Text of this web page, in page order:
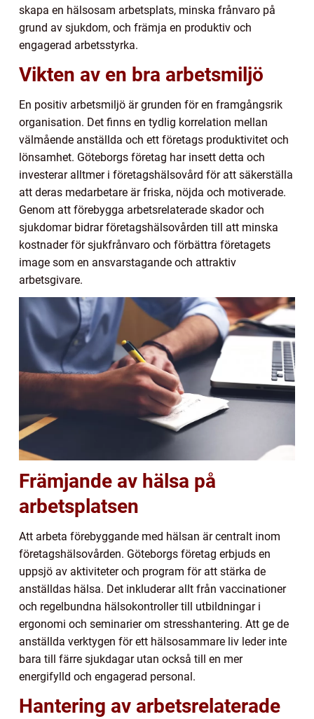
skapa en hälsosam arbetsplats, minska frånvaro på
grund av sjukdom, och främja en produktiv och
engagerad arbetsstyrka.
Vikten av en bra arbetsmiljö
En positiv arbetsmiljö är grunden för en framgångsrik
organisation. Det finns en tydlig korrelation mellan
välmående anställda och ett företags produktivitet och
lönsamhet. Göteborgs företag har insett detta och
investerar alltmer i företagshälsovård för att säkerställa
att deras medarbetare är friska, nöjda och motiverade.
Genom att förebygga arbetsrelaterade skador och
sjukdomar bidrar företagshälsovården till att minska
kostnader för sjukfrånvaro och förbättra företagets
image som en ansvarstagande och attraktiv
arbetsgivare.
Främjande av hälsa på
arbetsplatsen
Att arbeta förebyggande med hälsan är centralt inom
företagshälsovården. Göteborgs företag erbjuds en
uppsjö av aktiviteter och program för att stärka de
anställdas hälsa. Det inkluderar allt från vaccinationer
och regelbundna hälsokontroller till utbildningar i
ergonomi och seminarier om stresshantering. Att ge de
anställda verktygen för ett hälsosammare liv leder inte
bara till färre sjukdagar utan också till en mer
energifylld och engagerad personal.
Hantering av arbetsrelaterade